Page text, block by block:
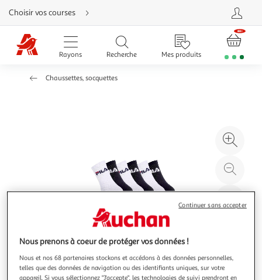
Aller
directement
au
contenu
Aller
directement
Aller
Choisir vos courses
Rayons Recherche Mes produits
Chaussettes, socquettes
à
100
le
IllustrationIllustration
Nous prenons à coeur de protéger vos données !
Nous et nos 68 partenaires stockons et accédons à des données personnelles,
telles que des données de navigation ou des identifiants uniques, sur votre
appareil. Si vous sélectionnez "J'accepte", les technologies de suivi prendront en
Continuer sans accepter